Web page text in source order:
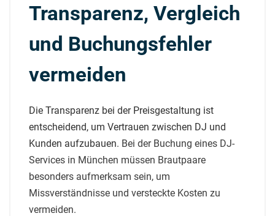
Transparenz, Vergleich
und Buchungsfehler
vermeiden
Die Transparenz bei der Preisgestaltung ist
entscheidend, um Vertrauen zwischen DJ und
Kunden aufzubauen. Bei der Buchung eines DJ-
Services in München müssen Brautpaare
besonders aufmerksam sein, um
Missverständnisse und versteckte Kosten zu
vermeiden.